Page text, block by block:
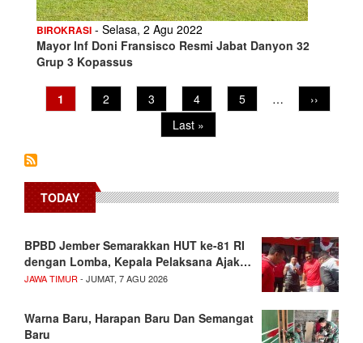
BIROKRASI - Selasa, 2 Agu 2022
Mayor Inf Doni Fransisco Resmi Jabat Danyon 32
Grup 3 Kopassus
Pagination
Current
page
1 Page
2 Page
3 Page
4 Page
5 …
Next
page
››
Last
page
Last »
TODAY
BPBD Jember Semarakkan HUT ke-81 RI
dengan Lomba, Kepala Pelaksana Ajak…
JAWA TIMUR - JUMAT, 7 AGU 2026
Warna Baru, Harapan Baru Dan Semangat
Baru